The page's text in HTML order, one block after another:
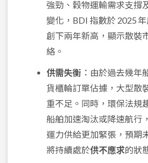
強勁、穀物運輸需求支撐
變化，BDI 指數於 2025 年
創下兩年新高，顯示散裝
絡。
供需失衡 ：由於過去幾年
貨櫃輪訂單佔據，大型散
重不足。同時，環保法規
船舶加速淘汰或降速航行
運力供給更加緊張，預期
將持續處於供不應求的狀